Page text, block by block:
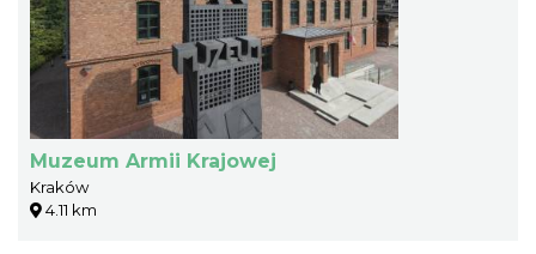
Muzeum Armii Krajowej
Kraków
4.11 km